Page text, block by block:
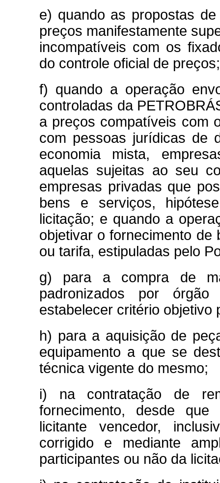
e) quando as propostas
preços manifestamente
incompatíveis com os
do controle oficial de preços;
f) quando a operação
controladas da
a preços compatíveis com
com pessoas jurídicas de
economia mista,
aquelas sujeitas ao seu
empresas privadas que
bens e serviços,
licitação; e quando a
objetivar o fornecimento
ou tarifa, estipuladas pelo
g) para a compra de
padronizados por
estabelecer critério objetivo
h) para a aquisição de
equipamento a que se
técnica vigente do mesmo;
i) na contratação de
fornecimento, desde
licitante vencedor,
corrigido e mediante
participantes ou não da